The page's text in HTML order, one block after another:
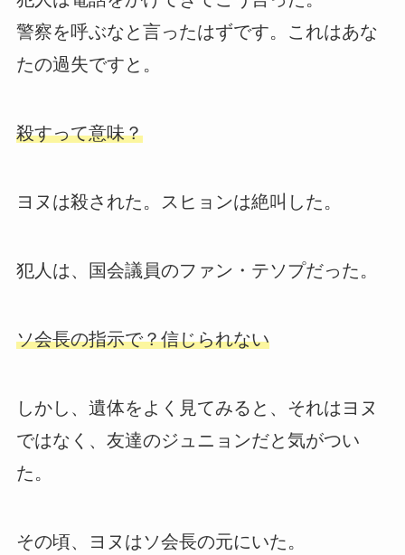
警察を呼ぶなと言ったはずです。これはあな
たの過失ですと。
殺すって意味？
ヨヌは殺された。スヒョンは絶叫した。
犯人は、国会議員のファン・テソプだった。
ソ会長の指示で？信じられない
しかし、遺体をよく見てみると、それはヨヌ
ではなく、友達のジュニョンだと気がつい
た。
その頃、ヨヌはソ会長の元にいた。